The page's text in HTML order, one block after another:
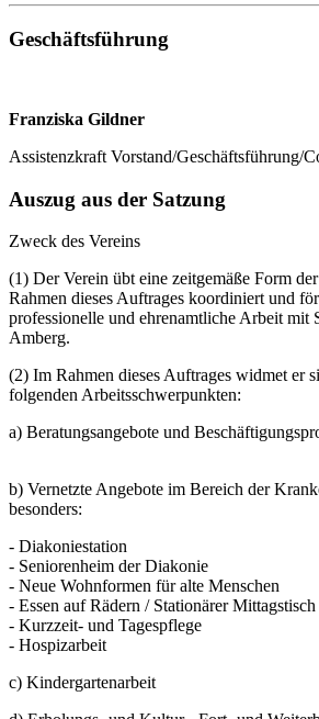
Geschäftsführung
Franziska Gildner
Assistenzkraft Vorstand/Geschäftsführung/
Auszug aus der Satzung
Zweck des Vereins
(1) Der Verein übt eine zeitgemäße Form
Rahmen dieses Auftrages koordiniert und
professionelle und ehrenamtliche Arbeit mit
Amberg.
(2) Im Rahmen dieses Auftrages widmet er
folgenden Arbeitsschwerpunkten:
a) Beratungsangebote und
b) Vernetzte Angebote im Bereich der
besonders:
- Diakoniestation
- Seniorenheim der Diakonie
- Neue Wohnformen für alte Menschen
- Essen auf Rädern / Stationärer Mittagstisch
- Kurzzeit- und Tagespflege
- Hospizarbeit
c) Kindergartenarbeit